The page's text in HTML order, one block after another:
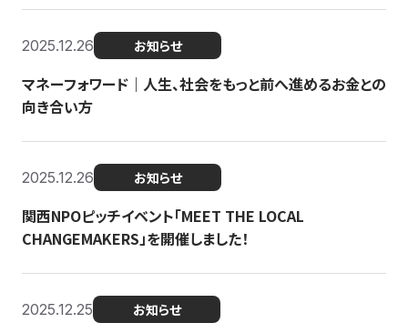
2025.12.26 お知らせ
マネーフォワード｜人生、社会をもっと前へ進めるお金との
向き合い方
2025.12.26 お知らせ
関西NPOピッチイベント「MEET THE LOCAL
CHANGEMAKERS」を開催しました！
2025.12.25 お知らせ